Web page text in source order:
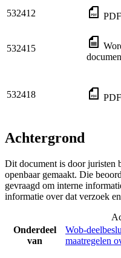
532412 PDF
532415
532418 PDF
Achtergrond
Dit document is door juristen
openbaar gemaakt. Die
gevraagd om interne
informatie over dat verzoek
Onderdeel
van
Wob-
maatregelen